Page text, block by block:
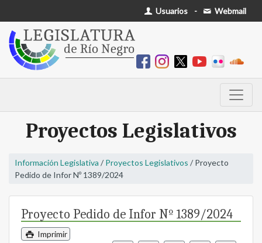
Usuarios - Webmail
Proyectos Legislativos
Información Legislativa / Proyectos Legislativos / Proyecto
Pedido de Infor Nº 1389/2024
Proyecto Pedido de Infor Nº 1389/2024
Imprimir